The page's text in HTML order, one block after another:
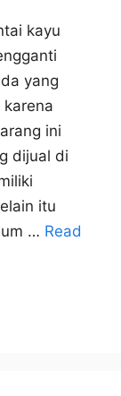
kayu
yang
ini
dijual di
itu
… Read